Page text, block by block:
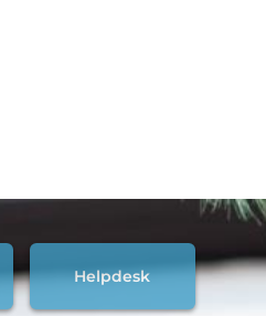
Helpdesk